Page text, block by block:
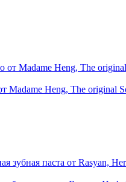
Madame Heng, The original